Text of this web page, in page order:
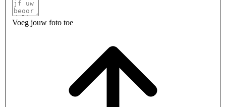
Voeg jouw foto toe